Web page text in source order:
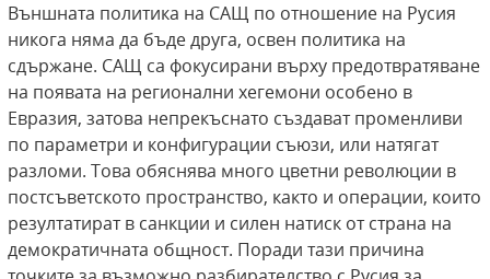
Външната политика на САЩ по отношение на Русия
никога няма да бъде друга, освен политика на
сдържане. САЩ са фокусирани върху предотвратяване
на появата на регионални хегемони особено в
Евразия, затова непрекъснато създават променливи
по параметри и конфигурации съюзи, или натягат
разломи. Това обяснява много цветни революции в
постсъветското пространство, както и операции, които
резултатират в санкции и силен натиск от страна на
демократичната общност. Поради тази причина